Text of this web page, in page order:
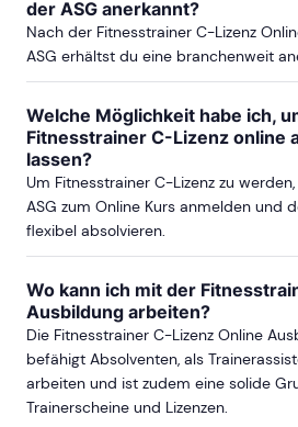
der ASG anerkannt?
Nach der Fitnesstrainer C-Lizenz
ASG erhältst du eine branchenweit
Welche Möglichkeit habe ich,
Fitnesstrainer C-Lizenz online
lassen?
Um Fitnesstrainer C-Lizenz zu
ASG zum Online Kurs anmelden und
flexibel absolvieren.
Wo kann ich mit der
Ausbildung arbeiten?
Die Fitnesstrainer C-Lizenz Online
befähigt Absolventen, als
arbeiten und ist zudem eine solide
Trainerscheine und Lizenzen.